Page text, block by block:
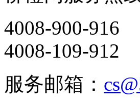
4008-900-916
4008-109-912
服务邮箱：